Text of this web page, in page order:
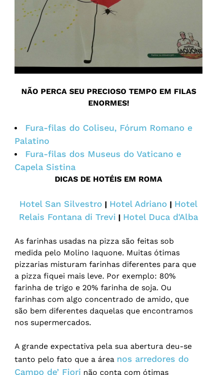
NÃO PERCA SEU PRECIOSO TEMPO EM FILAS
ENORMES!
Fura-filas do Coliseu, Fórum Romano e
Palatino
Fura-filas dos Museus do Vaticano e
Capela Sistina
DICAS DE HOTÉIS EM ROMA
Hotel San Silvestro | Hotel Adriano | Hotel
Relais Fontana di Trevi | Hotel Duca d'Alba
As farinhas usadas na pizza são feitas sob
medida pelo Molino Iaquone. Muitas ótimas
pizzarias misturam farinhas diferentes para que
a pizza fiquei mais leve. Por exemplo: 80%
farinha de trigo e 20% farinha de soja. Ou
farinhas com algo concentrado de amido, que
são bem diferentes daquelas que encontramos
nos supermercados.
A grande expectativa pela sua abertura deu-se
tanto pelo fato que a área nos arredores do
Campo de’ Fiori não conta com ótimas